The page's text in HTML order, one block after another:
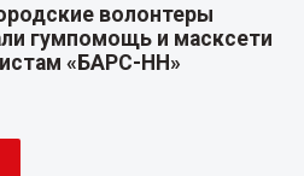
волонтеры
гумпомощь и масксети
«БАРС-НН»